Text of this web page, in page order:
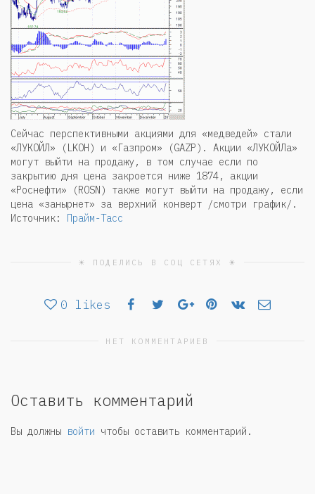
Сейчас перспективными акциями для «медведей» стали
«ЛУКОЙЛ» (LKOH) и «Газпром» (GAZP). Акции «ЛУКОЙЛа»
могут выйти на продажу, в том случае если по
закрытию дня цена закроется ниже 1874, акции
«Роснефти» (ROSN) также могут выйти на продажу, если
цена «занырнет» за верхний конверт /смотри график/.
Источник: Прайм-Тасс
☀ ПОДЕЛИСЬ В СОЦ СЕТЯХ ☀
0 likes
НЕТ КОММЕНТАРИЕВ
Оставить комментарий
Вы должны войти чтобы оставить комментарий.